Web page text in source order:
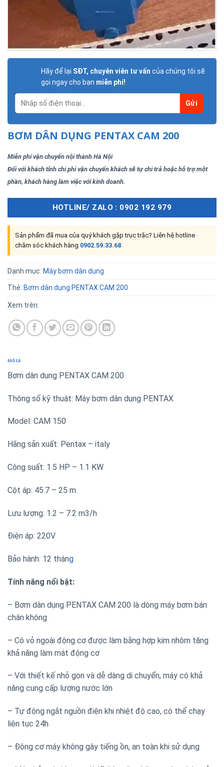
Hãy để lại SĐT, chuyên viên tư vấn của chúng tôi sẽ
gọi ngay cho bạn miễn phí!
BƠM DÂN DỤNG PENTAX CAM 200
Miễn phí vận chuyển nội thành Hà Nội
Đối với khách tỉnh chi phí vận chuyển khách sẽ tự chi trả hoặc hỗ trợ một
phần, khách hàng làm việc với kinh doanh.
HOTLINE/ ZALO : 0902 192 979
Sản phẩm đã mua của quý khách gặp trục trặc? Liên hệ hotline
chăm sóc khách hàng 0902.59.33.68
Danh mục: Máy bơm dân dụng
Thẻ: Bơm dân dụng PENTAX CAM 200
Xem trên:
Mô tả
Bơm dân dụng PENTAX CAM 200
Thông số kỹ thuật: Máy bơm dân dụng PENTAX
Model: CAM 150
Hãng sản xuất: Pentax – italy
Công suất: 1.5 HP – 1.1 KW
Cột áp: 45.7 – 25 m
Lưu lượng: 1.2 – 7.2 m3/h
Điện áp: 220V
Bảo hành: 12 tháng
Tính năng nổi bật:
– Bơm dân dụng PENTAX CAM 200 là dòng máy bơm bán
chân không
– Có vỏ ngoài động cơ được làm bằng hợp kim nhôm tăng
khả năng làm mát động cơ
– Với thiết kế nhỏ gọn và dễ dàng di chuyển, máy có khả
năng cung cấp lượng nước lớn
– Tự động ngắt nguồn điện khi nhiệt độ cao, có thể chạy
liên tục 24h
– Động cơ máy không gây tiếng ồn, an toàn khi sử dụng